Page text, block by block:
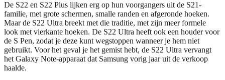
De S22 en S22 Plus lijken erg op hun voorgangers uit de S21-
familie, met grote schermen, smalle randen en afgeronde hoeken.
Maar de S22 Ultra breekt met die traditie, met zijn meer formele
look met vierkante hoeken. De S22 Ultra heeft ook een houder voor
de S Pen, zodat je deze kunt wegstoppen wanneer je hem niet
gebruikt. Voor het geval je het gemist hebt, de S22 Ultra vervangt
het Galaxy Note-apparaat dat Samsung vorig jaar uit de verkoop
haalde.